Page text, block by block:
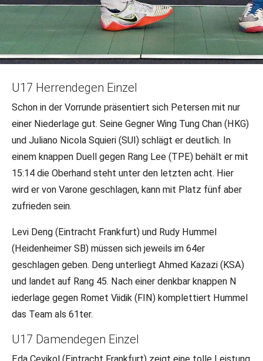
16.04.2024 LR/DFB-PR
Riad: Rang 5 für Ole Petersen
Am zweiten Tag der Degen-Wettbewerbe sichert sich
Ole Petersen (FC Leipzig) die erste Finalplatzierung. Nur
knapp verpasst er die Medaille mit 12:15 gegen Federico
Varone (ITA).
U17 Herrendegen Einzel
Schon in der Vorrunde präsentiert sich Petersen mit nur
einer Niederlage gut. Seine Gegner Wing Tung Chan (HKG)
und Juliano Nicola Squieri (SUI) schlägt er deutlich. In
einem knappen Duell gegen Rang Lee (TPE) behält er mit
15:14 die Oberhand steht unter den letzten acht. Hier
wird er von Varone geschlagen, kann mit Platz fünf aber
zufrieden sein.
Levi Deng (Eintracht Frankfurt) und Rudy Hummel
(Heidenheimer SB) müssen sich jeweils im 64er
geschlagen geben. Deng unterliegt Ahmed Kazazi (KSA)
und landet auf Rang 45. Nach einer denkbar knappen N
iederlage gegen Romet Viidik (FIN) komplettiert Hummel
das Team als 61ter.
U17 Damendegen Einzel